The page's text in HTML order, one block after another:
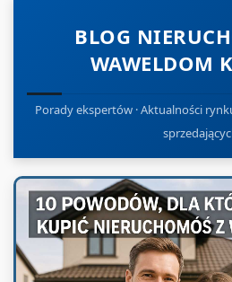
BLOG
WAWELDOM
Porady ekspertów · Aktualności